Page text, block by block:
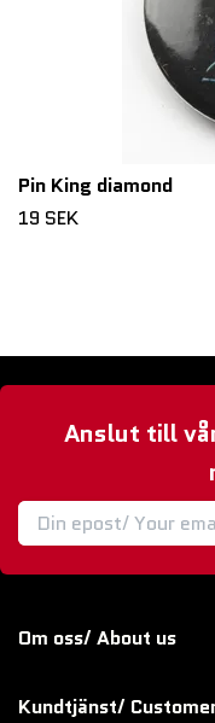
Pin King diamond
19 SEK
Anslut till
Om oss/ About us
Kundtjänst/